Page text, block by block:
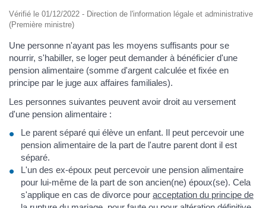
Vérifié le 01/12/2022 - Direction de l'information légale et administrative
(Première ministre)
Une personne n'ayant pas les moyens suffisants pour se
nourrir, s'habiller, se loger peut demander à bénéficier d'une
pension alimentaire (somme d'argent calculée et fixée en
principe par le juge aux affaires familiales).
Les personnes suivantes peuvent avoir droit au versement
d'une pension alimentaire :
Le parent séparé qui élève un enfant. Il peut percevoir une
pension alimentaire de la part de l'autre parent dont il est
séparé.
L'un des ex-époux peut percevoir une pension alimentaire
pour lui-même de la part de son ancien(ne) époux(se). Cela
s'applique en cas de divorce pour acceptation du principe de